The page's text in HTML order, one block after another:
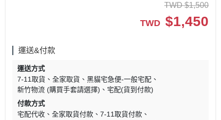
TWD $1,500
TWD $1,450
運送&付款
運送方式
7-11取貨
全家取貨
黑貓宅急便-一般宅配
新竹物流 (購買手套請選擇)
宅配(貨到付款)
付款方式
宅配代收
全家取貨付款
7-11取貨付款